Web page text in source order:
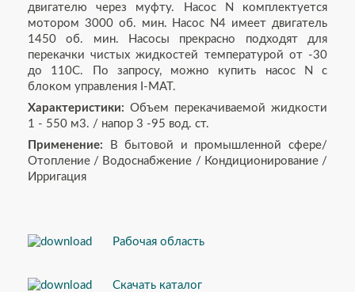
двигателю через муфту. Насос N комплектуется
мотором 3000 об. мин. Насос N4 имеет двигатель
1450 об. мин. Насосы прекрасно подходят для
перекачки чистых жидкостей температурой от -30
до 110С. По запросу, можно купить насос N с
блоком управления I-MAT.
Характеристики: Объем перекачиваемой жидкости
1 - 550 м3. / напор 3 -95 вод. ст.
Применение: В бытовой и промышленной сфере/
Отопление / Водоснабжение / Кондиционирование /
Ирригация
Рабочая область
Скачать каталог